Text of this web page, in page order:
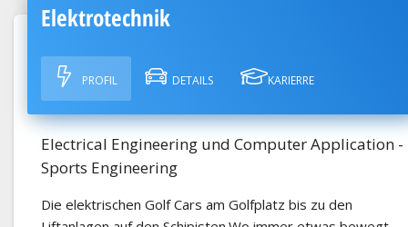
Elektrotechnik
PROFIL DETAILS KARIERRE
Electrical Engineering und Computer Application -
Sports Engineering
Die elektrischen Golf Cars am Golfplatz bis zu den